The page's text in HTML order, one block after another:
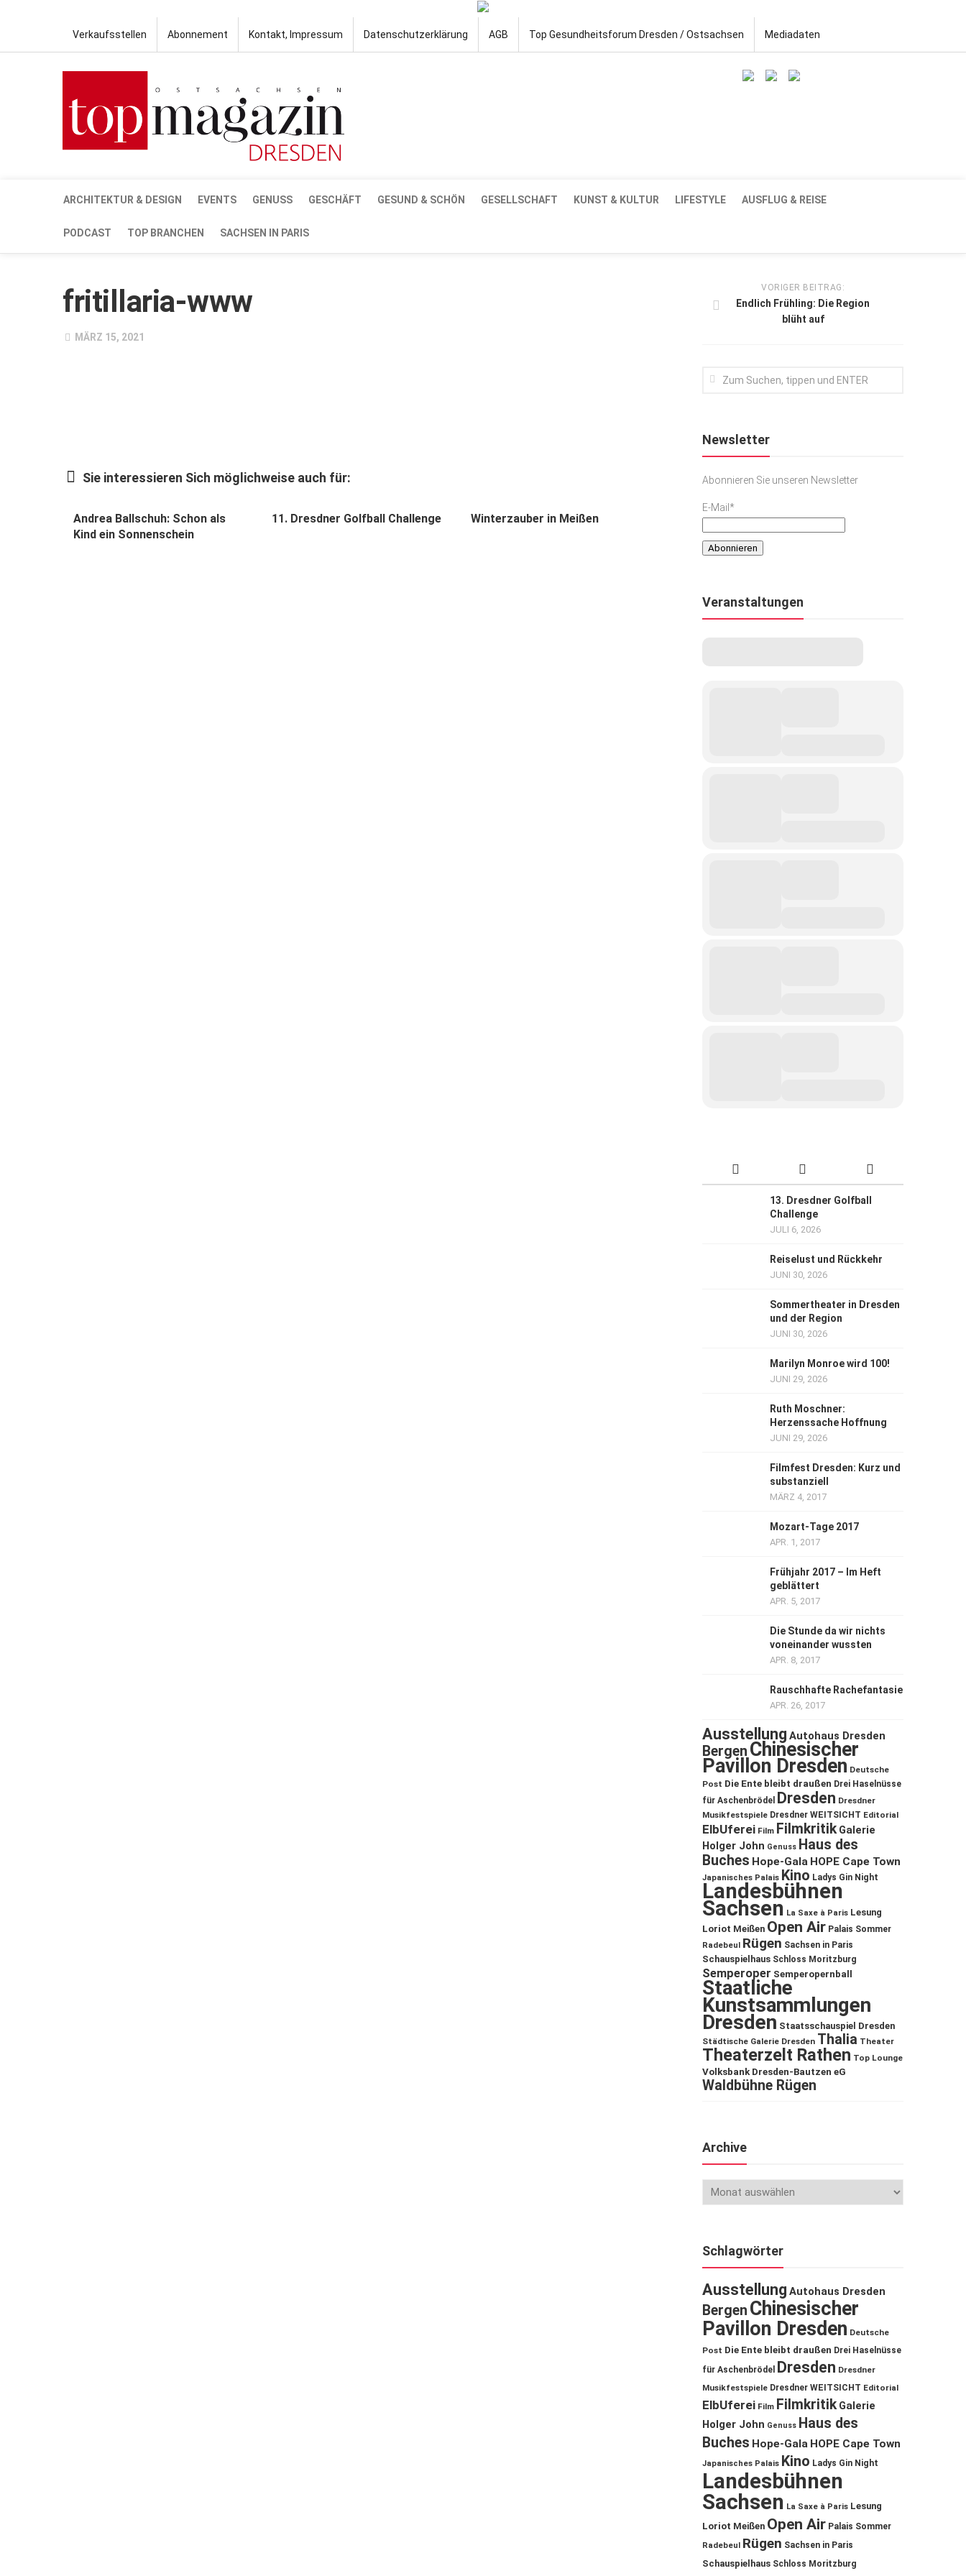
Verkaufsstellen Abonnement Kontakt, Impressum Datenschutzerklärung AGB Top Gesundheitsforum Dresden / Ostsachsen Mediadaten
ARCHITEKTUR & DESIGN EVENTS GENUSS GESCHÄFT GESUND & SCHÖN GESELLSCHAFT KUNST & KULTUR LIFESTYLE AUSFLUG & REISE
PODCAST TOP BRANCHEN SACHSEN IN PARIS
fritillaria-www
MÄRZ 15, 2021
Sie interessieren Sich möglichweise auch für:
Andrea Ballschuh: Schon als
Kind ein Sonnenschein
11. Dresdner Golfball Challenge Winterzauber in Meißen
VORIGER BEITRAG:
Endlich Frühling: Die Region
blüht auf
Newsletter
Abonnieren Sie unseren Newsletter
E-Mail*
Veranstaltungen
13. Dresdner Golfball
Challenge
JULI 6, 2026
Reiselust und Rückkehr
JUNI 30, 2026
Sommertheater in Dresden
und der Region
JUNI 30, 2026
Marilyn Monroe wird 100!
JUNI 29, 2026
Ruth Moschner:
Herzenssache Hoffnung
JUNI 29, 2026
Filmfest Dresden: Kurz und
substanziell
MÄRZ 4, 2017
Mozart-Tage 2017
APR. 1, 2017
Frühjahr 2017 – Im Heft
geblättert
APR. 5, 2017
Die Stunde da wir nichts
voneinander wussten
APR. 8, 2017
Rauschhafte Rachefantasie
APR. 26, 2017
Ausstellung Autohaus Dresden
Bergen Chinesischer
Pavillon Dresden Deutsche
Post Die Ente bleibt draußen Drei Haselnüsse
für Aschenbrödel
Dresden Dresdner
Musikfestspiele Dresdner WEITSICHT Editorial
ElbUferei Film Filmkritik Galerie
Holger John Genuss Haus des
Buches Hope-Gala HOPE Cape Town
Japanisches Palais Kino Ladys Gin Night
Landesbühnen
Sachsen La Saxe à Paris Lesung
Loriot Meißen Open Air Palais Sommer
Radebeul Rügen Sachsen in Paris
Schauspielhaus Schloss Moritzburg
Semperoper Semperopernball
Staatliche
Kunstsammlungen
Dresden Staatsschauspiel Dresden
Städtische Galerie Dresden Thalia Theater
Theaterzelt Rathen Top Lounge
Volksbank Dresden-Bautzen eG
Waldbühne Rügen
Archive
Schlagwörter
Ausstellung Autohaus Dresden
Bergen Chinesischer
Pavillon Dresden Deutsche
Post Die Ente bleibt draußen Drei Haselnüsse
für Aschenbrödel
Dresden Dresdner
Musikfestspiele Dresdner WEITSICHT Editorial
ElbUferei Film Filmkritik Galerie
Holger John Genuss Haus des
Buches Hope-Gala HOPE Cape Town
Japanisches Palais Kino Ladys Gin Night
Landesbühnen
Sachsen La Saxe à Paris Lesung
Loriot Meißen Open Air Palais Sommer
Radebeul Rügen Sachsen in Paris
Schauspielhaus Schloss Moritzburg